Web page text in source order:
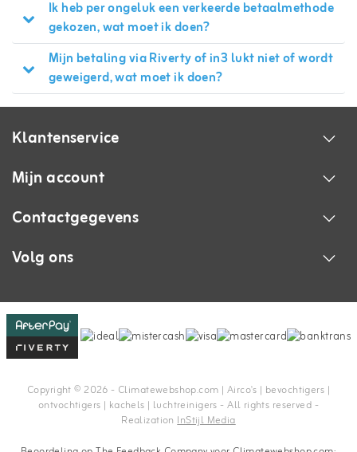
Ik heb per ongeluk een verkeerde betaalmethode
gekozen, wat moet ik doen?
Mijn betaling via Riverty of in3 lukt niet of wordt
geweigerd, wat moet ik doen?
Klantenservice
Mijn account
Contactgegevens
Volg ons
Copyright © 2026 - Climatewebshop.com | Airco's | bevochtigers |
ontvochtigers | kachels | luchtreinigers - All rights reserved -
RealizationInStijl Media